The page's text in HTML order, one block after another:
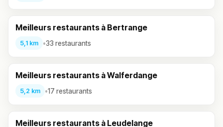
Meilleurs restaurants à Bertrange
5,1 km •33 restaurants
Meilleurs restaurants à Walferdange
5,2 km •17 restaurants
Meilleurs restaurants à Leudelange